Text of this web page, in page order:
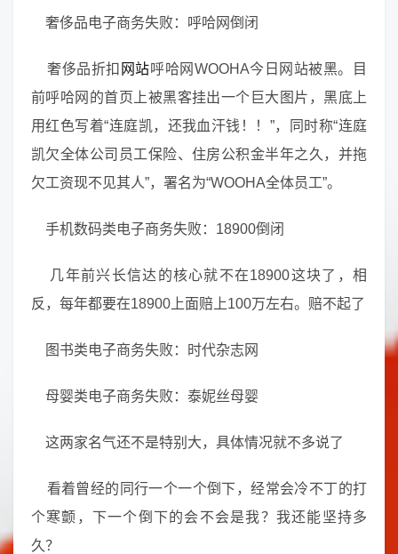
奢侈品电子商务失败：呼哈网倒闭
奢侈品折扣 网站呼哈网WOOHA今日网站被黑。目
前呼哈网的首页上被黑客挂出一个巨大图片，黑底上
用红色写着“连庭凯，还我血汗钱！！”，同时称“连庭
凯欠全体公司员工保险、住房公积金半年之久，并拖
欠工资现不见其人”，署名为“WOOHA全体员工”。
手机数码类电子商务失败：18900倒闭
几年前兴长信达的核心就不在18900这块了，相
反，每年都要在18900上面赔上100万左右。赔不起了
图书类电子商务失败：时代杂志网
母婴类电子商务失败：泰妮丝母婴
这两家名气还不是特别大，具体情况就不多说了
看着曾经的同行一个一个倒下，经常会冷不丁的打
个寒颤，下一个倒下的会不会是我？我还能坚持多
久？